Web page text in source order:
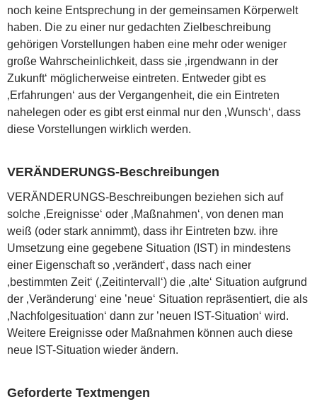
noch keine Entsprechung in der gemeinsamen Körperwelt
haben. Die zu einer nur gedachten Zielbeschreibung
gehörigen Vorstellungen haben eine mehr oder weniger
große Wahrscheinlichkeit, dass sie ‚irgendwann in der
Zukunft‘ möglicherweise eintreten. Entweder gibt es
‚Erfahrungen‘ aus der Vergangenheit, die ein Eintreten
nahelegen oder es gibt erst einmal nur den ‚Wunsch‘, dass
diese Vorstellungen wirklich werden.
VERÄNDERUNGS-Beschreibungen
VERÄNDERUNGS-Beschreibungen beziehen sich auf
solche ‚Ereignisse‘ oder ‚Maßnahmen‘, von denen man
weiß (oder stark annimmt), dass ihr Eintreten bzw. ihre
Umsetzung eine gegebene Situation (IST) in mindestens
einer Eigenschaft so ‚verändert‘, dass nach einer
‚bestimmten Zeit‘ (‚Zeitintervall‘) die ‚alte‘ Situation aufgrund
der ‚Veränderung‘ eine ’neue‘ Situation repräsentiert, die als
‚Nachfolgesituation‘ dann zur ’neuen IST-Situation‘ wird.
Weitere Ereignisse oder Maßnahmen können auch diese
neue IST-Situation wieder ändern.
Geforderte Textmengen